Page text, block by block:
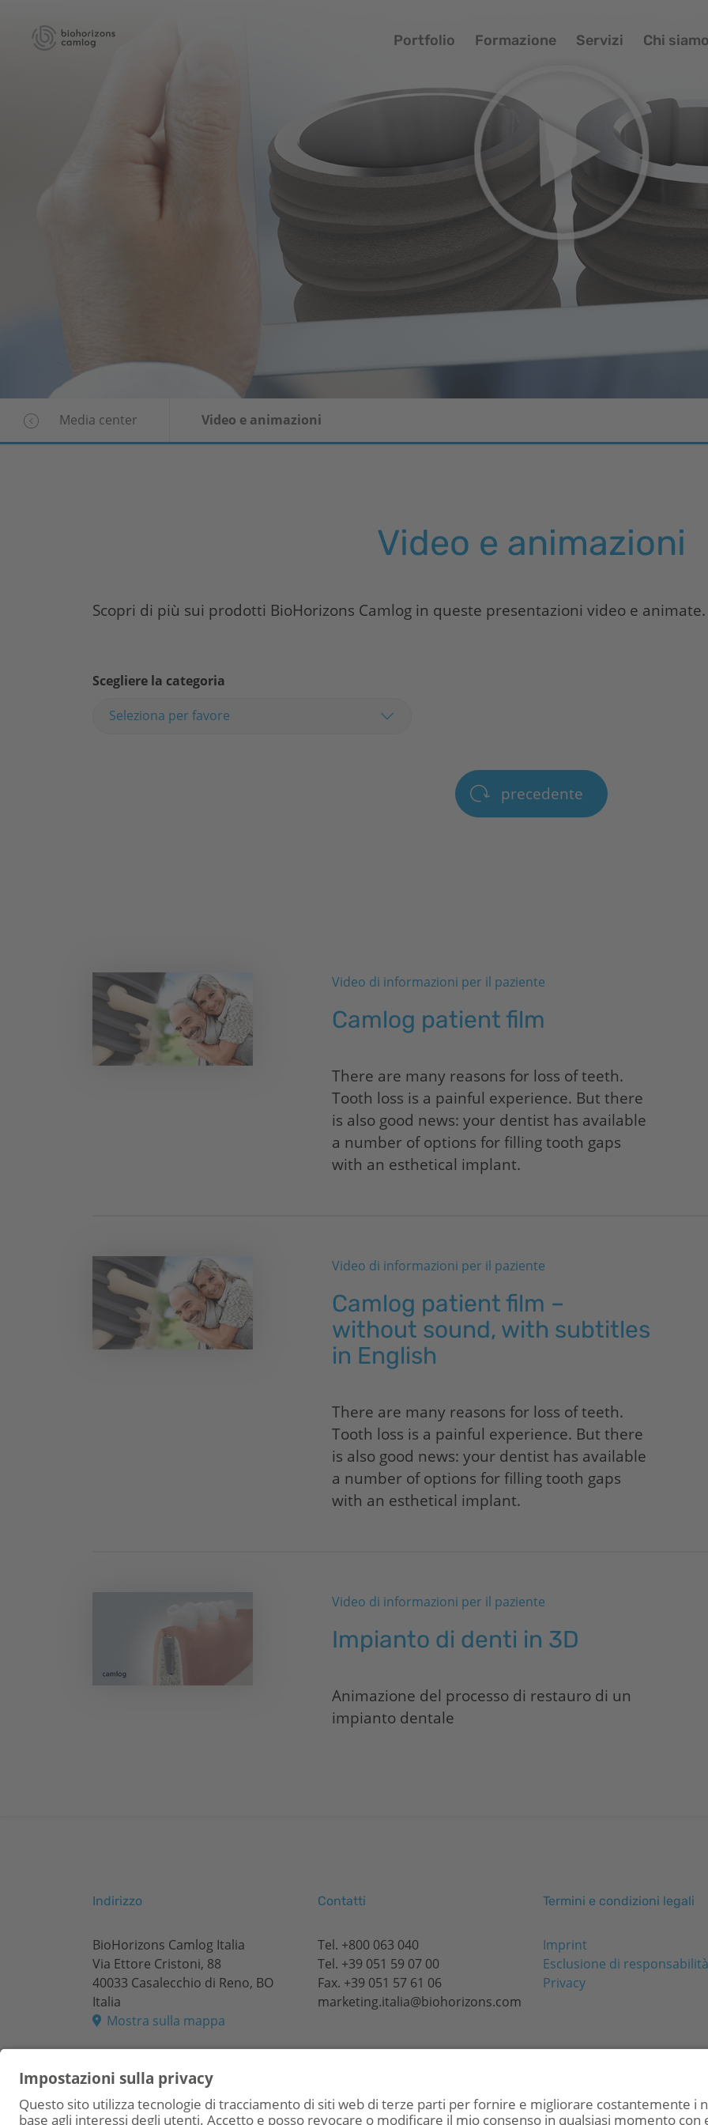
Portfolio Formazione Servizi Chi siamo
Media center Video e animazioni
Video e animazioni
Scopri di più sui prodotti BioHorizons Camlog in queste presentazioni video e animate.
Scegliere la categoria
Seleziona per favore
precedente
Video di informazioni per il paziente
Camlog patient film
There are many reasons for loss of teeth.
Tooth loss is a painful experience. But there
is also good news: your dentist has available
a number of options for filling tooth gaps
with an esthetical implant.
Video di informazioni per il paziente
Camlog patient film –
without sound, with subtitles
in English
There are many reasons for loss of teeth.
Tooth loss is a painful experience. But there
is also good news: your dentist has available
a number of options for filling tooth gaps
with an esthetical implant.
Video di informazioni per il paziente
Impianto di denti in 3D
Animazione del processo di restauro di un
impianto dentale
Indirizzo
BioHorizons Camlog Italia
Via Ettore Cristoni, 88
40033 Casalecchio di Reno, BO
Italia
Mostra sulla mappa
Contatti
Tel. +800 063 040
Tel. +39 051 59 07 00
Fax. +39 051 57 61 06
marketing.italia@biohorizons.com
Termini e condizioni legali
Imprint
Esclusione di responsabilità
Privacy
© 2026BioHorizonsCamlog Italia